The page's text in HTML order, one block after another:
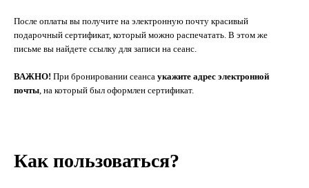
После оплаты вы получите на электронную почту красивый
подарочный сертификат, который можно распечатать. В этом же
письме вы найдете ссылку для записи на сеанс.
ВАЖНО! При бронировании сеанса укажите адрес электронной
почты, на который был оформлен сертификат.
Как пользоваться?